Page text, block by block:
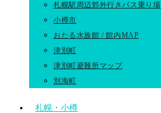
札幌駅周辺郊外行きバス乗り場
小樽市
おたる水族館 / 館内MAP
津別町
津別町避難所マップ
別海町
札幌・小樽